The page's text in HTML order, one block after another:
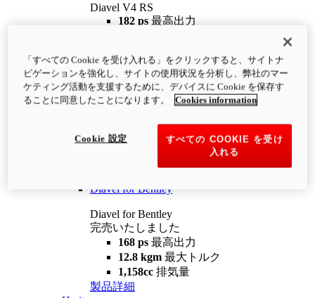
Diavel V4 RS
182 ps 最高出力
¥4,400,000 i
コンフィギュレーター 製品詳細
newV4 RS 100
12.2 kgm
最大トルク
装備重量（燃料を除く）
Diavel for Bentley
Diavel for Bentley
完売いたしました
168 ps 最高出力
12.8 kgm 最大トルク
1,158cc 排気量
製品詳細
「すべての Cookie を受け入れる」をクリックすると、サイトナ
ビゲーションを強化し、サイトの使用状況を分析し、弊社のマー
ケティング活動を支援するために、デバイスに Cookie を保存す
ることに同意したことになります。
Cookies information
すべての COOKIE を受け
入れる
Cookie 設定